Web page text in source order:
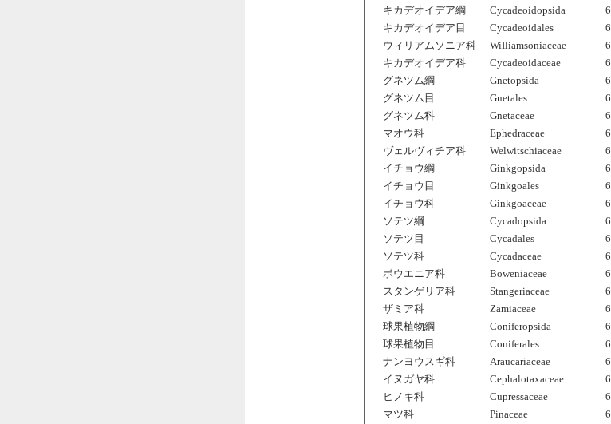
キカデオイデア綱
Cycadeoidopsida
キカデオイデア目
Cycadeoidales
ウィリアムソニア科
WiIliamsoniaceae
キカデオイデア科
Cycadeoidaceae
グネツム綱
Gnetopsida
グネツム目
Gnetales
グネツム科
Gnetaceae
マオウ科
Ephedraceae
ヴェルヴィチア科
Welwitschiaceae
イチョウ綱
Ginkgopsida
イチョウ目
Ginkgoales
イチョウ科
Ginkgoaceae
ソテツ綱
Cycadopsida
ソテツ目
Cycadales
ソテツ科
Cycadaceae
ボウエニア科
Boweniaceae
スタンゲリア科
Stangeriaceae
ザミア科
Zamiaceae
球果植物綱
Coniferopsida
球果植物目
Coniferales
ナンヨウスギ科
Araucariaceae
イヌガヤ科
Cephalotaxaceae
ヒノキ科
Cupressaceae
マツ科
Pinaceae